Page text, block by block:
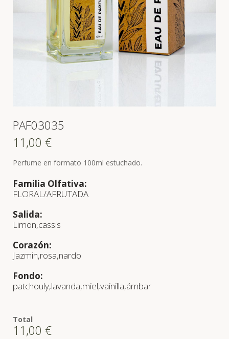
PAF03035
11,00 €
Perfume en formato 100ml estuchado.
Familia Olfativa:
FLORAL/AFRUTADA
Salida:
Limon,cassis
Corazón:
Jazmin,rosa,nardo
Fondo:
patchouly,lavanda,miel,vainilla,ámbar
Total
11,00 €